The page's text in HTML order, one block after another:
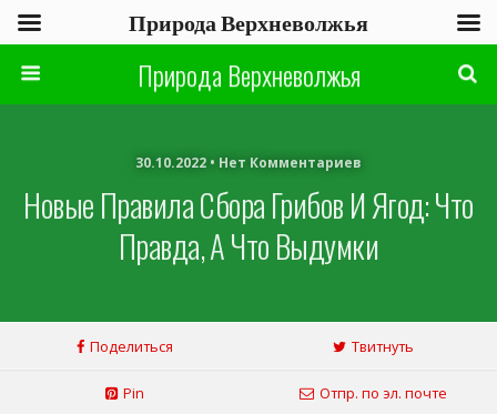
Природа Верхневолжья
30.10.2022 • Нет Комментариев
Новые Правила Сбора Грибов И Ягод: Что
Правда, А Что Выдумки
Поделиться Твитнуть
Pin Отпр. по эл. почте
Природа Верхневолжья